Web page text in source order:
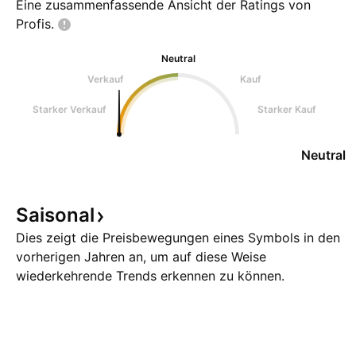
Eine zusammenfassende Ansicht der Ratings von
Profis.
Neutral
Verkauf
Kauf
Starker Verkauf Starker Kauf
Neutral
Saisonal
Dies zeigt die Preisbewegungen eines Symbols in den
vorherigen Jahren an, um auf diese Weise
wiederkehrende Trends erkennen zu können.